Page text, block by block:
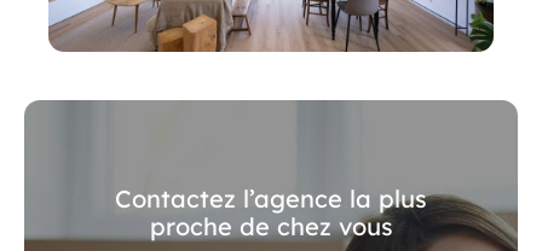
Contactez l’agence la plus
proche de chez vous